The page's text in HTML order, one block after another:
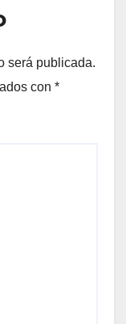
será publicada.
con *